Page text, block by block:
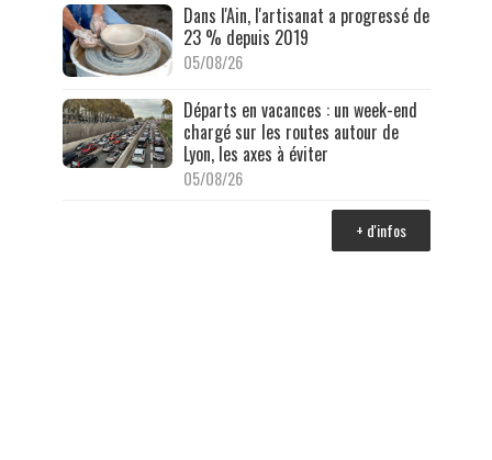
Dans l'Ain, l'artisanat a progressé de
23 % depuis 2019
05/08/26
Départs en vacances : un week-end
chargé sur les routes autour de
Lyon, les axes à éviter
05/08/26
+ d'infos